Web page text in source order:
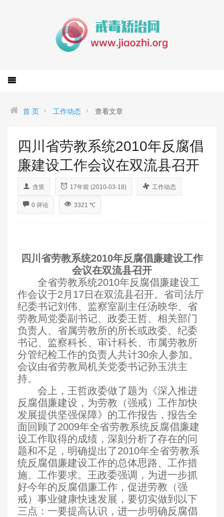
首 页 工作动态 查看文章
四川省劳教系统2010年反腐倡
廉建设工作会议在双流县召开
含笑 17年前 (2010-03-18) 工作动态
0 评论 3321 ℃
四川省劳教系统2010年反腐倡廉建设工作
会议在双流县召开
全省劳教系统2010年反腐倡廉建设工
作会议于2 月 17 日在双流县召开。省司法厅
纪委书记刘伟、监察室副主任汤映华、省
劳教局党委副书记、政委王哲、相关部门
负责人、省属劳教所的所长或政委、纪委
书记、监察科长、审计科长、市属劳教所
分管纪检工作的负责人共计30余人参加。
会议由省劳教局机关党委书记孙玉洪主
持。
会上，王哲政委做了题为《深入推进
反腐倡廉建设，为劳教（强戒）工作加快
发展提供坚强保障》的工作报告，报告全
面回顾了2009年全省劳教系统反腐倡廉建
设工作取得的成绩，深刻分析了存在的问
题和不足，明确提出了2010年全省劳教系
统反腐倡廉建设工作的总体思路、工作措
施、工作要求。王政委强调，为进一步抓
好今年的反腐倡廉工作，促进劳教（强
戒）事业健康快速发展，要切实做到以下
三点：一要提高认识，进一步明确反腐倡